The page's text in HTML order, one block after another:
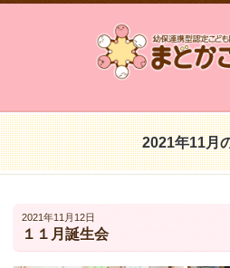
2021年11月
2021年11月12日
１１月誕生会